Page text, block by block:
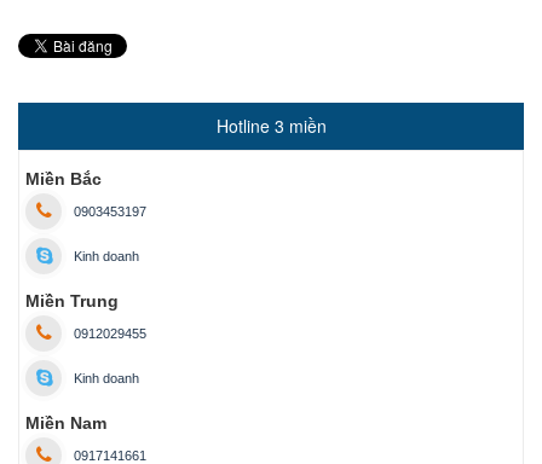
Hotline 3 miền
Miền Bắc
0903453197
Kinh doanh
Miền Trung
0912029455
Kinh doanh
Miền Nam
0917141661